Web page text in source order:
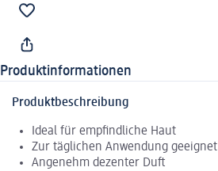
Produktinformationen
Produktbeschreibung
Ideal für empfindliche Haut
Zur täglichen Anwendung geeignet
Angenehm dezenter Duft